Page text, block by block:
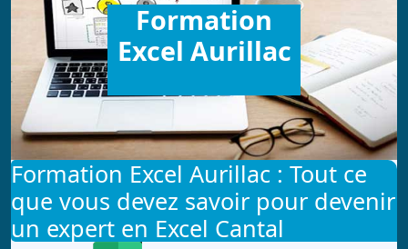
Formation
Excel Aurillac
Formation Excel Aurillac : Tout ce
que vous devez savoir pour devenir
un expert en Excel Cantal